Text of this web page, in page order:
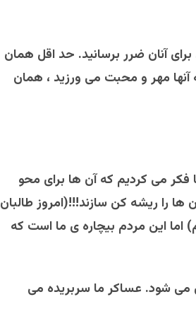
آنان ضرر برسانید. حد اقل همان
مهر و محبت می ورزید ، همان
فکر می کردیم که آن ها برای محو
ها را ریشه کن سازند!!!(امروز طالبان
این مردم بیچاره ی ما است که
می شود. عساکر ما سربریده می